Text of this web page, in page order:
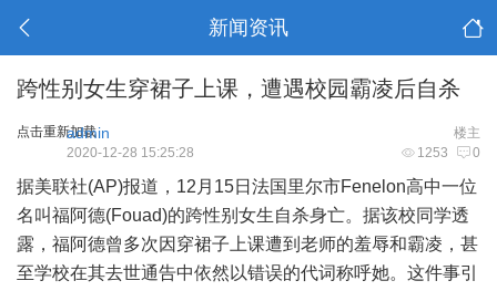
新闻资讯
跨性别女生穿裙子上课，遭遇校园霸凌后自杀
点击重新加载 楼主
admin
1253 0
2020-12-28 15:25:28
据美联社(AP)报道，12月15日法国里尔市Fenelon高中一位
名叫福阿德(Fouad)的跨性别女生自杀身亡。据该校同学透
露，福阿德曾多次因穿裙子上课遭到老师的羞辱和霸凌，甚
至学校在其去世通告中依然以错误的代词称呼她。这件事引